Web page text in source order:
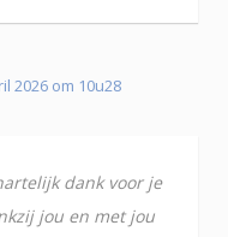
2026 om 10u28
dank voor je
jou en met jou